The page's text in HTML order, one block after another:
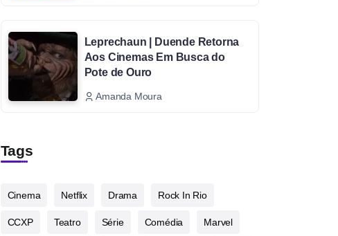
Leprechaun | Duende Retorna
Aos Cinemas Em Busca do
Pote de Ouro
Amanda Moura
Tags
Cinema Netflix Drama Rock In Rio
CCXP Teatro Série Comédia Marvel